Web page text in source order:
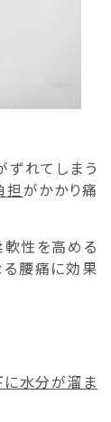
ずれてしまう
担がかかり痛
軟性を高める
る腰痛に効果
に水分が溜ま